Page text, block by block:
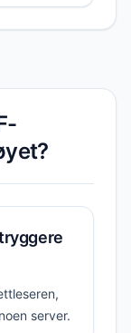
server.